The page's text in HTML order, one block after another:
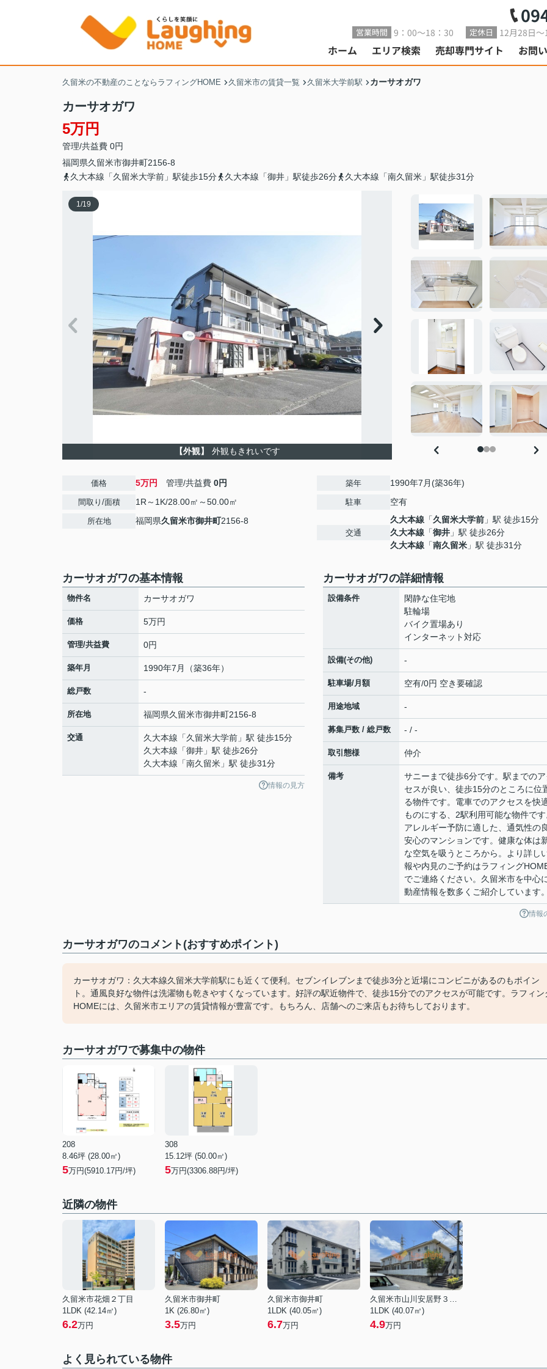
営業時間 9：00～18：30 定休日 12月28日
ホーム エリア検索 売却専門サイト お問
久留米の不動産のことならラフィングHOME 久留米市の賃貸一覧 久留米大学前駅 カーサオガワ
カーサオガワ
5万円
管理/共益費 0円
福岡県久留米市御井町2156-8
久大本線「久留米大学前」駅徒歩15分
久大本線「御井」駅徒歩26分 久大本線「南久留米」駅徒歩31分
1/19
【外観】 外観もきれいです
価格 5万円 管理/共益費 0円
間取り/面積 1R～1K/28.00㎡～50.00㎡
所在地 福岡県久留米市御井町2156-8
築年 1990年7月(築36年)
駐車 空有
交通
久大本線 「久留米大学前 」駅 徒歩15分
久大本線 「御井 」駅 徒歩26分
久大本線 「南久留米 」駅 徒歩31分
カーサオガワの基本情報
物件名 カーサオガワ
価格 5万円
管理/共益費 0円
築年月 1990年7月（築36年）
総戸数 -
所在地 福岡県久留米市御井町2156-8
交通 久大本線 「久留米大学前 」駅 徒歩15分
久大本線 「御井 」駅 徒歩26分
久大本線 「南久留米 」駅 徒歩31分
情報の見方
カーサオガワの詳細情報
設備条件
閑静な住宅地
駐輪場
バイク置場あり
インターネット対応
設備(その他) -
駐車場/月額 空有/0円 空き要確認
用途地域 -
募集戸数 / 総戸数 - / -
取引態様 仲介
備考
サニーまで徒歩6分です。駅までのア
セスが良い、徒歩15分のところに位
る物件です。電車でのアクセスを快
ものにする、2駅利用可能な物件です
アレルギー予防に適した、通気性の
安心のマンションです。健康な体は
な空気を吸うところから。より詳し
報や内見のご予約はラフィング
でご連絡ください。久留米市を中心
動産情報を数多くご紹介しています。
情報
カーサオガワのコメント(おすすめポイント)
カーサオガワ：久大本線久留米大学前駅にも近くて便利。セブンイレブンまで徒歩3分と近場にコンビニがあるのもポイン
ト。通風良好な物件は洗濯物も乾きやすくなっています。好評の駅近物件で、徒歩15分でのアクセスが可能です。ラフィン
HOMEには、久留米市エリアの賃貸情報が豊富です。もちろん、店舗へのご来店もお待ちしております。
カーサオガワで募集中の物件
208
8.46坪 (28.00㎡)
5万円(5910.17円/坪)
308
15.12坪 (50.00㎡)
5万円(3306.88円/坪)
近隣の物件
久留米市花畑２丁目
1LDK (42.14㎡)
6.2万円
久留米市御井町
1K (26.80㎡)
3.5万円
久留米市御井町
1LDK (40.05㎡)
6.7万円
久留米市山川安居野３丁目
1LDK (40.07㎡)
4.9万円
よく見られている物件